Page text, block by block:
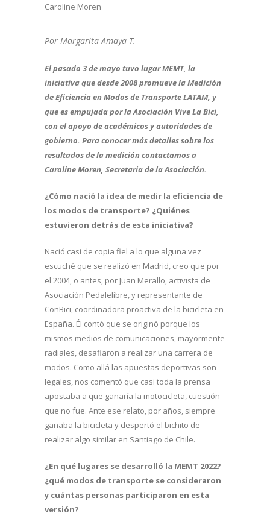
Caroline Moren
Por Margarita Amaya T.
El pasado 3 de mayo tuvo lugar MEMT, la
iniciativa que desde 2008 promueve la Medición
de Eficiencia en Modos de Transporte LATAM, y
que es empujada por la Asociación Vive La Bici,
con el apoyo de académicos y autoridades de
gobierno. Para conocer más detalles sobre los
resultados de la medición contactamos a
Caroline Moren, Secretaria de la Asociación.
¿Cómo nació la idea de medir la eficiencia de
los modos de transporte? ¿Quiénes
estuvieron detrás de esta iniciativa?
Nació casi de copia fiel a lo que alguna vez
escuché que se realizó en Madrid, creo que por
el 2004, o antes, por Juan Merallo, activista de
Asociación Pedalelibre, y representante de
ConBici, coordinadora proactiva de la bicicleta en
España. Él contó que se originó porque los
mismos medios de comunicaciones, mayormente
radiales, desafiaron a realizar una carrera de
modos. Como allá las apuestas deportivas son
legales, nos comentó que casi toda la prensa
apostaba a que ganaría la motocicleta, cuestión
que no fue. Ante ese relato, por años, siempre
ganaba la bicicleta y despertó el bichito de
realizar algo similar en Santiago de Chile.
¿En qué lugares se desarrolló la MEMT 2022?
¿qué modos de transporte se consideraron
y cuántas personas participaron en esta
versión?